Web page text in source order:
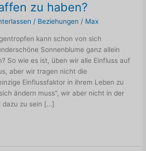
zu haben?
/ Beziehungen / Max
kann schon von sich
Sonnenblume ganz allein
So wie es ist, üben wir alle Einfluss auf
aber wir tragen nicht die
Einflussfaktor in ihrem Leben zu
ändern muss”, wir aber nicht in der
dazu zu sein […]